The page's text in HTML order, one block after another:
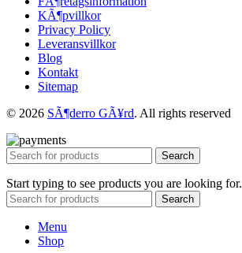
KÃ¶pvillkor
Privacy Policy
Leveransvillkor
Blog
Kontakt
Sitemap
© 2026 SÃ¶derro GÃ¥rd. All rights reserved
Search
Start typing to see products you are looking for.
Search
Menu
Shop